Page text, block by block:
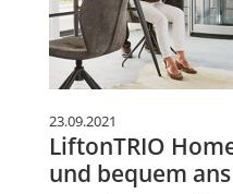
23.09.2021
LiftonTRIO
und bequem